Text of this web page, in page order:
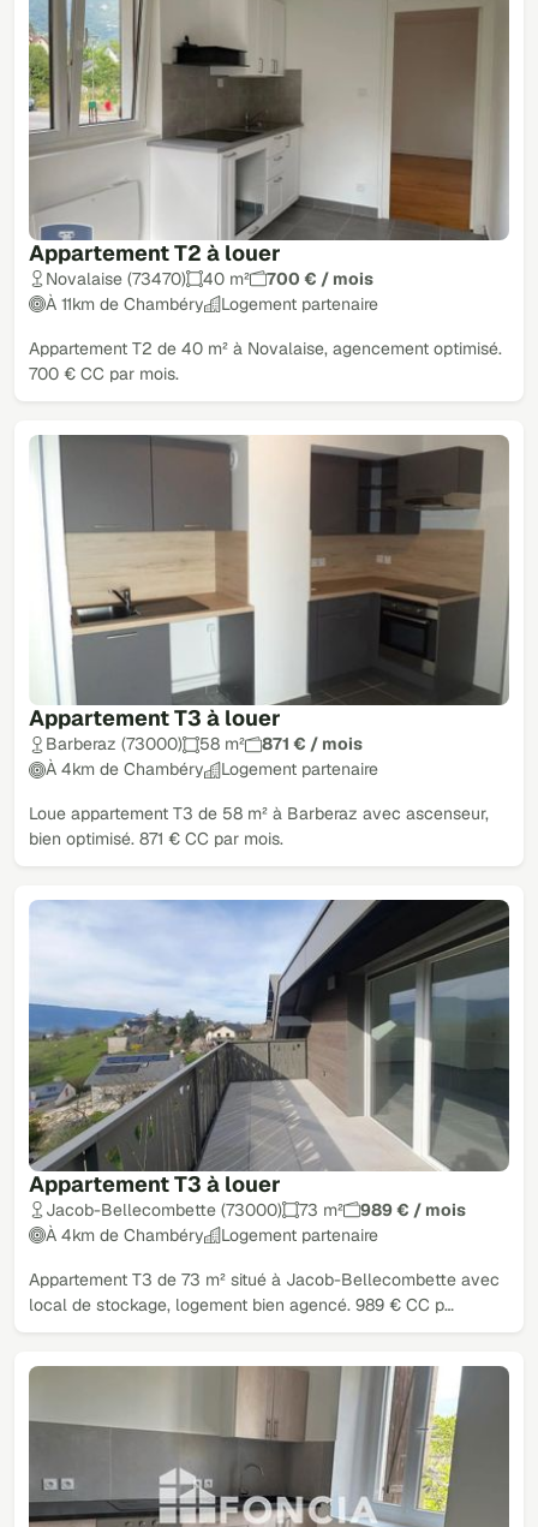
Appartement T2 à louer
Novalaise (73470) 40 m²
700 € / mois
À 11km de Chambéry
Logement partenaire
Appartement T2 de 40 m² à Novalaise, agencement optimisé.
700 € CC par mois.
Appartement T3 à louer
Barberaz (73000) 58 m²
871 € / mois
À 4km de Chambéry
Logement partenaire
Loue appartement T3 de 58 m² à Barberaz avec ascenseur,
bien optimisé. 871 € CC par mois.
Appartement T3 à louer
Jacob-Bellecombette (73000) 73 m²
989 € / mois
À 4km de Chambéry
Logement partenaire
Appartement T3 de 73 m² situé à Jacob-Bellecombette avec
local de stockage, logement bien agencé. 989 € CC p…